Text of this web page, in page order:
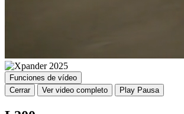
Funciones de vídeo
Cerrar
Ver video completo Play Pausa